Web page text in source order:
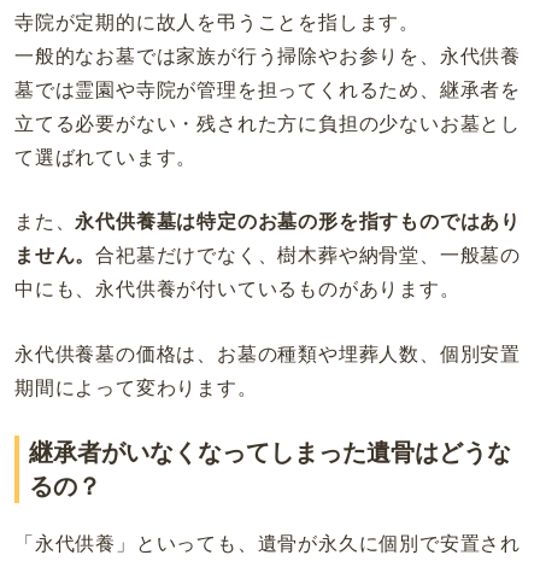
寺院が定期的に故人を弔うことを指します。
一般的なお墓では家族が行う掃除やお参りを、永代供養
墓では霊園や寺院が管理を担ってくれるため、継承者を
立てる必要がない・残された方に負担の少ないお墓とし
て選ばれています。
また、 永代供養墓は特定のお墓の形を指すものではあり
ません。合祀墓だけでなく、樹木葬や納骨堂、一般墓の
中にも、永代供養が付いているものがあります。
永代供養墓の価格は、お墓の種類や埋葬人数、個別安置
期間によって変わります。
継承者がいなくなってしまった遺骨はどうな
るの？
「永代供養」といっても、遺骨が永久に個別で安置され